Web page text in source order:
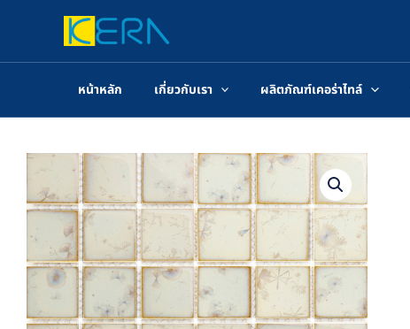
หน้าหลัก เกี่ยวกับเรา ผลิตภัณฑ์เคอร่าไทล์